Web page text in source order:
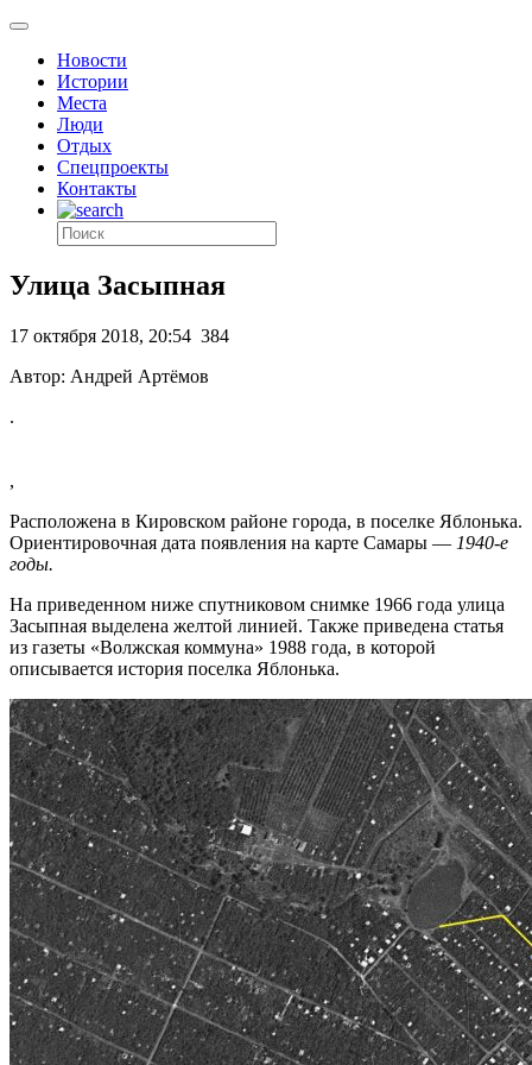
Новости
Истории
Места
Люди
Отдых
Спецпроекты
Контакты
Улица Засыпная
17 октября 2018, 20:54 384
Автор: Андрей Артёмов
.
,
Расположена в Кировском районе города, в поселке Яблонька.
Ориентировочная дата появления на карте Самары — 1940-е
годы.
На приведенном ниже спутниковом снимке 1966 года улица
Засыпная выделена желтой линией. Также приведена статья
из газеты «Волжская коммуна» 1988 года, в которой
описывается история поселка Яблонька.